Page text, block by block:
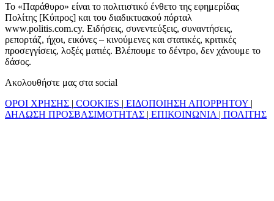
Το «Παράθυρο» είναι το πολιτιστικό ένθετο της εφημερίδας
Πολίτης [Κύπρος] και του διαδικτυακού πόρταλ
www.politis.com.cy. Ειδήσεις, συνεντεύξεις, συναντήσεις,
ρεπορτάζ, ήχοι, εικόνες – κινούμενες και στατικές, κριτικές
προσεγγίσεις, λοξές ματιές. Βλέπουμε το δέντρο, δεν χάνουμε το
δάσος.
Ακολουθήστε μας στα social
ΟΡΟΙ ΧΡΗΣΗΣ | COOKIES | ΕΙΔΟΠΟΙΗΣΗ ΑΠΟΡΡΗΤΟΥ |
ΔΗΛΩΣΗ ΠΡΟΣΒΑΣΙΜΟΤΗΤΑΣ | ΕΠΙΚΟΙΝΩΝΙΑ | ΠΟΛΙΤΗΣ